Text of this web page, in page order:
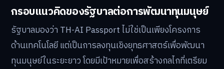
กรอบแนวคิดของรัฐบาลต่อการพัฒนาทุนมนุษย์
รัฐบาลมองว่า TH-AI Passport ไม่ใช่เป็นเพียงโครงการ
ด้านเทคโนโลยี แต่เป็นการลงทุนเชิงยุทธศาสตร์เพื่อพัฒนา
ทุนมนุษย์ในระยะยาว โดยมีเป้าหมายเพื่อสร้างกลไกที่เตรียม